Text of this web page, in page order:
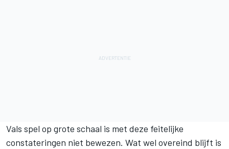
Vals spel op grote schaal is met deze feitelijke
constateringen niet bewezen. Wat wel overeind blijft is